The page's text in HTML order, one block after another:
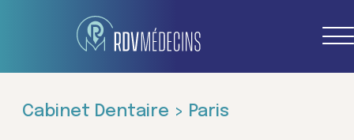
Cabinet Dentaire > Paris